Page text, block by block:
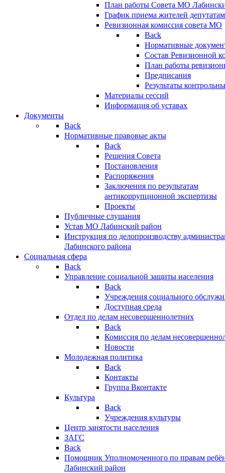
План работы Совета МО
График приема жителей
Ревизионная комиссия совета МО
Back
Нормативные
Состав Ревизионной
План работы
Предписания
Результаты
Материалы сессий
Информация об уставах
Документы
Back
Нормативные правовые акты
Back
Решения Совета
Постановления
Распоряжения
Заключения по результатам
антикоррупционной экспертизы
Проекты
Публичные слушания
Устав МО Лабинский район
Инструкция по делопроизводству
Лабинского района
Социальная сфера
Back
Управление социальной защиты населения
Back
Учреждения социального
Доступная среда
Отдел по делам несовершеннолетних
Back
Комиссия по делам
Новости
Молодежная политика
Back
Контакты
Группа Вконтакте
Культура
Back
Учреждения культуры
Центр занятости населения
ЗАГС
Back
Помощник Уполномоченного по правам
Лабинский район